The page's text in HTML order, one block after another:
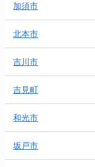
加須市
北本市
吉川市
吉見町
和光市
坂戸市